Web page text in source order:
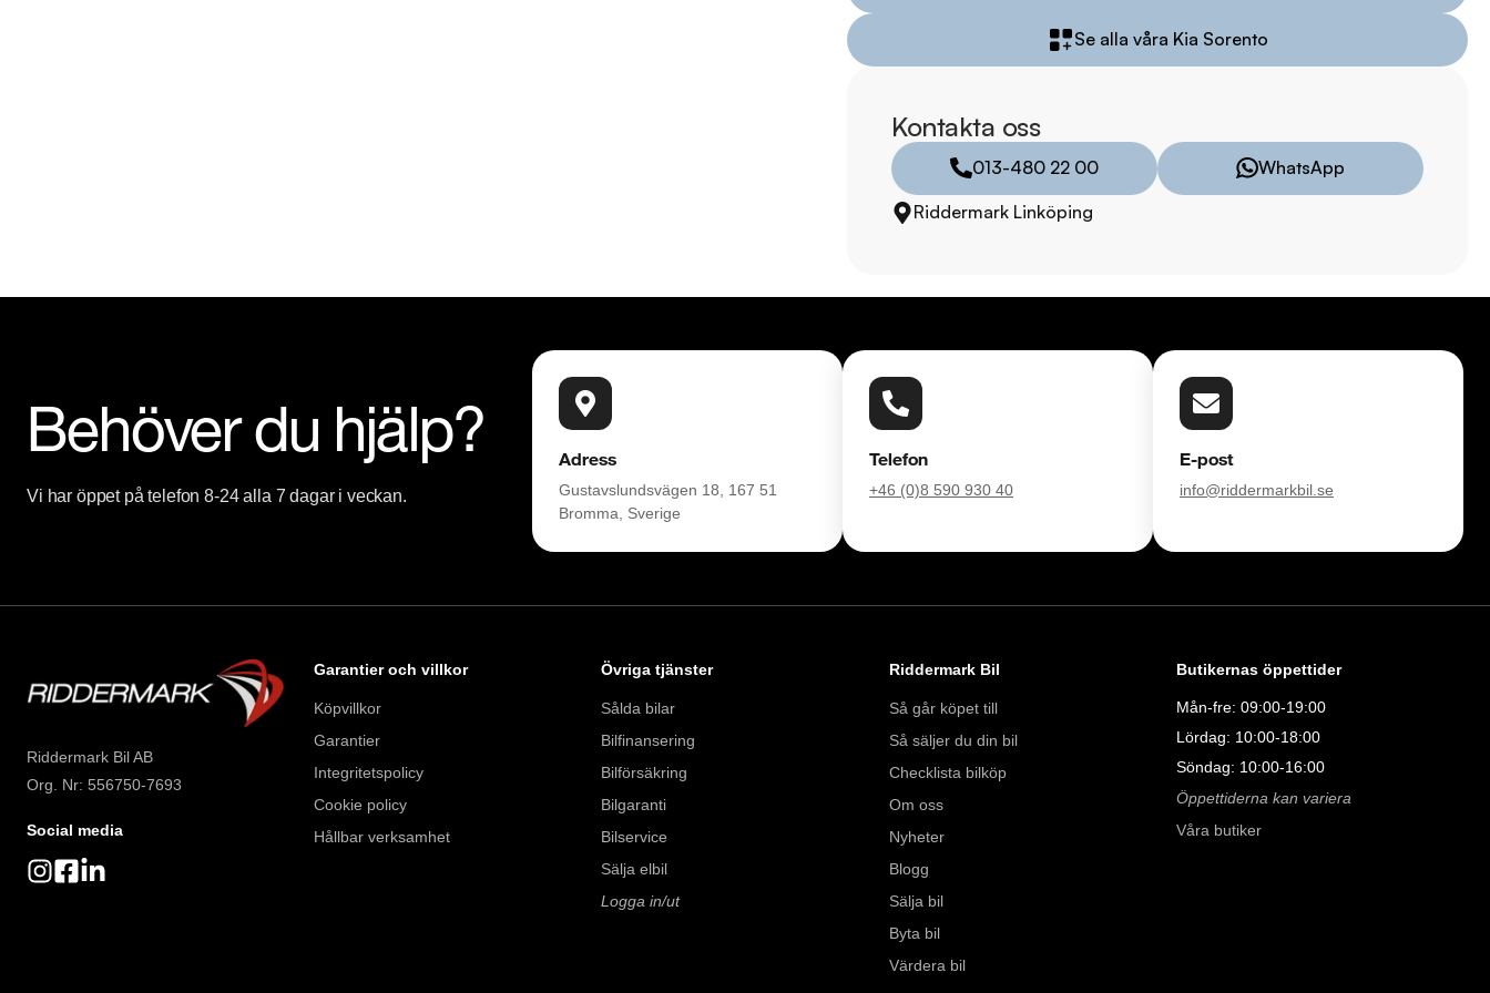
RIDDERMARK BIL TRYGGHETSPAKET:
komplettera med extra hjuluppsättningar till bra priser. Gör ditt bilköp tryggt och
enkelt hos oss.
Med korta lagertider försvinner våra bilar snabbt! Ring oss idag för att reservera din
bil: 013-480 22 00 . Vi erbjuder även skräddarsydd finansiering och 14 dagars fri
https://vimeo.com/1011323016
Telefontider:
Måndag - Söndag 08:00 - 24:00
Besökstider i butik:
Lördag 10:00 - 18:00
Se alla våra Kia Sorento
Kontakta oss
013-480 22 00
WhatsApp
Riddermark Linköping
Behöver du hjälp?
Vi har öppet på telefon 8-24 alla 7 dagar i veckan.
Adress
Gustavslundsvägen 18, 167 51
Bromma, Sverige
Telefon
+46 (0)8 590 930 40
E-post
info@riddermarkbil.se
Riddermark Bil AB
Org. Nr: 556750-7693
Social media
Garantier och villkor
Köpvillkor
Garantier
Integritetspolicy
Cookie policy
Hållbar verksamhet
Övriga tjänster
Sålda bilar
Bilfinansering
Bilförsäkring
Bilgaranti
Bilservice
Sälja elbil
Logga in/ut
Riddermark Bil
Så går köpet till
Så säljer du din bil
Checklista bilköp
Om oss
Nyheter
Blogg
Sälja bil
Byta bil
Värdera bil
Butikernas öppettider
Mån-fre: 09:00-19:00
Lördag: 10:00-18:00
Söndag: 10:00-16:00
Öppettiderna kan variera
Våra butiker